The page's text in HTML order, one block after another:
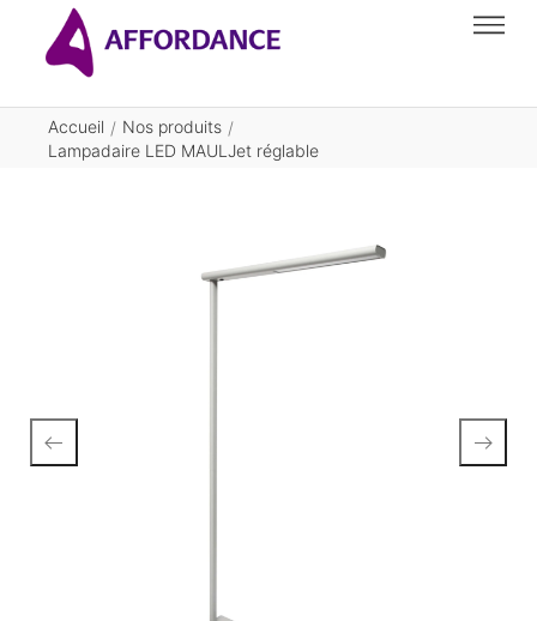
Accueil / Nos produits /
Lampadaire LED MAULJet réglable